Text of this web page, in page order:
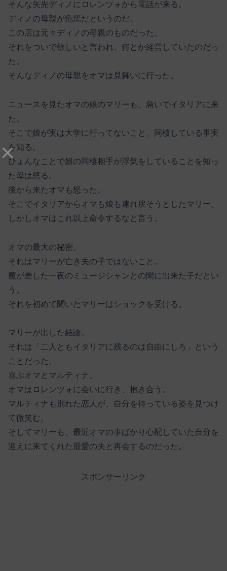
そんな矢先ディノにロレンツォから電話が来る。
ディノの母親が危篤だというのだ。
この店は元々ディノの母親のものだった。
それをついで欲しいと言われ、何とか経営していたのだっ
た。
そんなディノの母親をオマは見舞いに行った。
ニュースを見たオマの娘のマリーも、急いでイタリアに来
た。
そこで娘が実は大学に行ってないこと、同棲している事実
を知る。
ひょんなことで娘の同棲相手が浮気をしていることを知っ
た母は怒る。
後から来たオマも怒った。
そこでイタリアからオマも娘も連れ戻そうとしたマリー。
しかしオマはこれ以上命令するなと言う。
オマの最大の秘密。
それはマリーが亡き夫の子ではないこと。
魔が差した一夜のミュージシャンとの間に出来た子だとい
う。
それを初めて聞いたマリーはショックを受ける。
マリーが出した結論。
それは「二人ともイタリアに残るのは自由にしろ」という
ことだった。
喜ぶオマとマルティナ。
オマはロレンツォに会いに行き、抱き合う。
マルティナも別れた恋人が、自分を待っている姿を見つけ
て微笑む。
そしてマリーも、最近オマの事ばかり心配していた自分を
迎えに来てくれた最愛の夫と再会するのだった。
スポンサーリンク